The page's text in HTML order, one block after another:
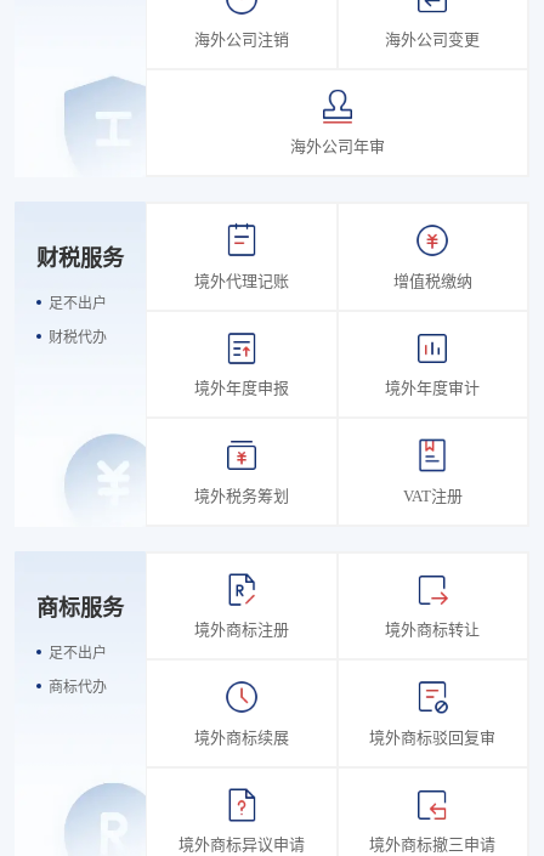
海外公司注销 海外公司变更
海外公司年审
财税服务
足不出户
财税代办
境外代理记账 增值税缴纳
境外年度申报 境外年度审计
境外税务筹划 VAT注册
商标服务
足不出户
商标代办
境外商标注册 境外商标转让
境外商标续展 境外商标驳回复审
境外商标异议申请 境外商标撤三申请